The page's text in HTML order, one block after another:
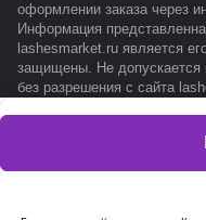
оформлении заказа через
Информация
lashesmarket.ru является
защищены. Не допускается
без разрешения с сайта